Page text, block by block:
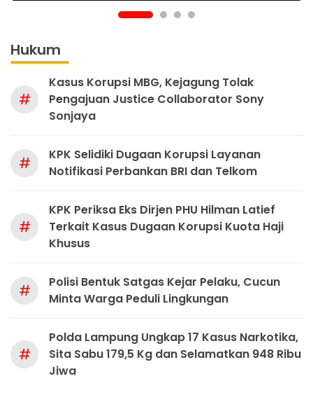
Hukum
#
Kasus Korupsi MBG, Kejagung Tolak
Pengajuan Justice Collaborator Sony
Sonjaya
#
KPK Selidiki Dugaan Korupsi Layanan
Notifikasi Perbankan BRI dan Telkom
#
KPK Periksa Eks Dirjen PHU Hilman Latief
Terkait Kasus Dugaan Korupsi Kuota Haji
Khusus
#
Polisi Bentuk Satgas Kejar Pelaku, Cucun
Minta Warga Peduli Lingkungan
#
Polda Lampung Ungkap 17 Kasus Narkotika,
Sita Sabu 179,5 Kg dan Selamatkan 948 Ribu
Jiwa